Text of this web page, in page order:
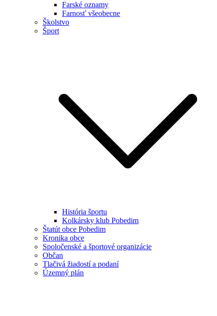
Farské oznamy
Farnosť všeobecne
Školstvo
Šport
História športu
Kolkársky klub Pobedim
Štatút obce Pobedim
Kronika obce
Spoločenské a športové organizácie
Občan
Tlačivá žiadostí a podaní
Územný plán